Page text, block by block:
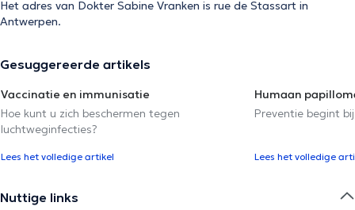
Het adres van Dokter Sabine Vranken is rue de Stassart in
Antwerpen.
Gesuggereerde artikels
Vaccinatie en immunisatie
Hoe kunt u zich beschermen tegen
luchtweginfecties?
Lees het volledige artikel
Humaan
Preventie begint
Lees het volledige
Nuttige links